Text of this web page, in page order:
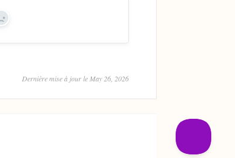
No
Dernière mise à jour le May 26, 2026